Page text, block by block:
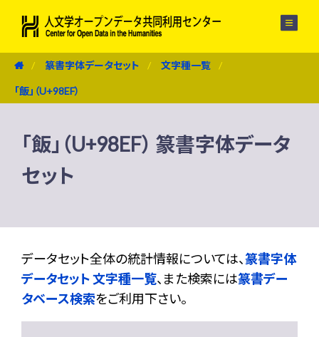
篆書字体データセット 文字種一覧
「飯」（U+98EF）
「飯」（U+98EF） 篆書字体データ
セット
データセット全体の統計情報については、篆書字体
データセット 文字種一覧、また検索には篆書デー
タベース検索をご利用下さい。